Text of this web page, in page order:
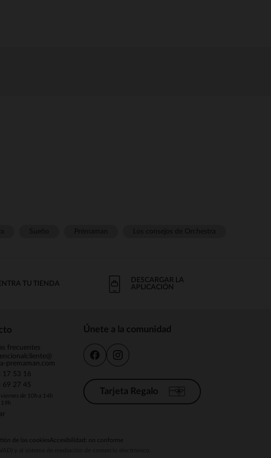
TU TIENDA
DESCARGAR LA
APLICACIÓN
frecuentes
premaman.com
17 53 16
69 27 45
viernes de 10h a 14h
Únete a la comunidad
Tarjeta Regalo
de las cookiesAccesibilidad: no conforme